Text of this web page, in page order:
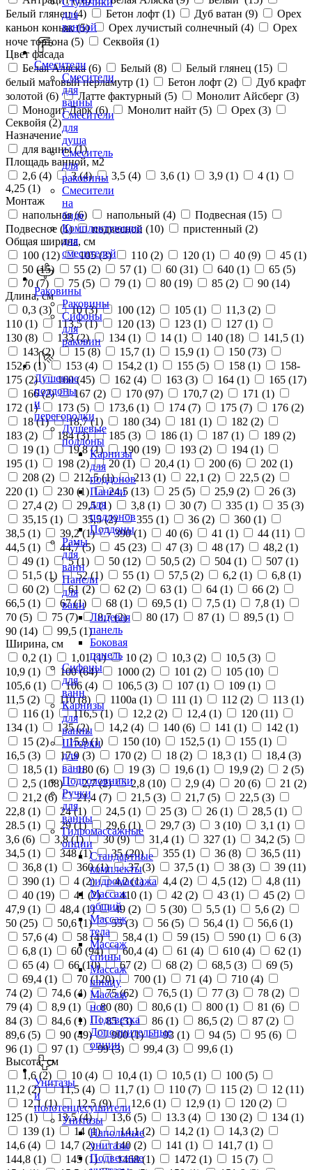
для
ванной
Смесители
Смесители
для
ванны
Смесители
для
душа
Смеситель
для
раковины
Смесители
на
биде
Комплектующие
для
смесителей
Раковины
Раковины
Сифоны
для
раковин
Душевые
поддоны
и
перегородки
Душевые
поддоны
Карнизы
для
поддонов
Панели
для
поддонов
Поддоны
Рамы
для
ванн
Панели
для
ванн
Лицевая
панель
Боковая
панель
Сифоны
для
ванн
Карнизы
для
ванны
Шторки
для
ванн
Подголовники
Ручки
для
ванны
Гидромассажные
опции
Стандартные
комплекты
гидромассажа
Массаж
общий
Массаж
тела
Массаж
спины
Массаж
шиацу
Массаж
ног
Подсветка
Дополнительные
опции
Унитазы
и
полотенцесушители
Унитазы
Напольные
унитазы
Подвесные
Белый глянец (4) Бетон лофт (1) Дуб ватан (9)
Орех
каньон коньяк (5) Орех лучистый солнечный (4)
Орех
ноче тортона (5) Секвойя (1)
Цвет фасада
Белая Аляска (6) Белый (8) Белый глянец (15)
белый матовый перламутр (1) Бетон лофт (2)
Дуб крафт
золотой (6) Латте фактурный (5) Монолит Айсберг (3)
Монолит Дарк (6) Монолит найт (5) Орех (3)
Секвойя (2)
Назначение
для ванны (1)
Площадь ванной, м2
2,6 (4) 3 (4) 3,5 (4) 3,6 (1) 3,9 (1) 4 (1)
4,25 (1)
Монтаж
напольная (6) напольный (4) Подвесная (15)
Подвесное (1) подвесной (10) пристенный (2)
Общая ширина, см
100 (12) 105 (3) 110 (2) 120 (1) 40 (9) 45 (1)
50 (15) 55 (2) 57 (1) 60 (31) 640 (1) 65 (5)
70 (7) 75 (5) 79 (1) 80 (19) 85 (2) 90 (14)
Длина, см
0,3 (3) 10 (3) 100 (12) 105 (1) 11,3 (2)
110 (1) 113,5 (1) 120 (13) 123 (1) 127 (1)
130 (8) 133 (2) 134 (1) 14 (1) 140 (18) 141,5 (1)
143 (2) 15 (8) 15,7 (1) 15,9 (1) 150 (73)
152,5 (1) 153 (4) 154,2 (1) 155 (5) 158 (1)
158-
175 (2) 160 (45) 162 (4) 163 (3) 164 (1) 165 (17)
166 (2) 167 (2) 170 (97) 170,7 (2) 171 (1)
172 (1) 173 (5) 173,6 (1) 174 (7) 175 (7) 176 (2)
18 (1) 18,7 (1) 180 (34) 181 (1) 182 (2)
183 (2) 184 (3) 185 (3) 186 (1) 187 (1) 189 (2)
19 (1) 19,8 (1) 190 (19) 193 (2) 194 (1)
195 (1) 198 (2) 20 (1) 20,4 (1) 200 (6) 202 (1)
208 (2) 212,5 (1) 213 (1) 22,1 (2) 22,5 (2)
220 (1) 230 (1) 24,5 (13) 25 (5) 25,9 (2) 26 (3)
27,4 (2) 29,5 (1) 3,8 (1) 30 (7) 335 (1) 35 (3)
35,15 (1) 35,5 (2) 355 (1) 36 (2) 360 (1)
38,5 (1) 39,2 (1) 390 (1) 40 (6) 41 (1) 44 (11)
44,5 (1) 44,7 (5) 45 (23) 47 (3) 48 (17) 48,2 (1)
49 (1) 5 (1) 50 (12) 50,5 (2) 504 (1) 507 (1)
51,5 (1) 52 (1) 55 (1) 57,5 (2) 6,2 (1) 6,8 (1)
60 (2) 61 (2) 62 (2) 63 (1) 64 (1) 66 (2)
66,5 (1) 67 (1) 68 (1) 69,5 (1) 7,5 (1) 7,8 (1)
70 (5) 75 (7) 8,7 (2) 80 (17) 87 (1) 89,5 (1)
90 (14) 99,5 (1)
Ширина, см
0,2 (1) 1,01 (1) 10 (2) 10,3 (2) 10,5 (3)
10,9 (1) 100 (64) 1000 (2) 101 (2) 105 (10)
105,6 (1) 106 (4) 106,5 (3) 107 (1) 109 (1)
11,5 (2) 110 (8) 1100а (1) 111 (1) 112 (2) 113 (1)
116 (1) 116,5 (1) 12,2 (2) 12,4 (1) 120 (11)
134 (1) 135 (2) 14,2 (4) 140 (6) 141 (1) 142 (1)
15 (2) 15,9 (1) 150 (10) 152,5 (1) 155 (1)
16,5 (3) 17,9 (3) 170 (2) 18 (2) 18,3 (1) 18,4 (3)
18,5 (1) 180 (6) 19 (3) 19,6 (1) 19,9 (2) 2 (5)
2,5 (108) 2,7 (2) 2,8 (10) 2,9 (4) 20 (6) 21 (2)
21,2 (6) 21,4 (7) 21,5 (3) 21,7 (5) 22,5 (3)
22,8 (1) 24 (1) 24,5 (1) 25 (3) 26 (1) 28,5 (1)
28.5 (1) 29 (1) 29,6 (1) 29,7 (3) 3 (10) 3,1 (1)
3,6 (6) 3,8 (1) 30 (9) 31,4 (1) 327 (1) 34,2 (5)
34,5 (1) 348 (1) 35 (20) 355 (1) 36 (8) 36,5 (11)
36,8 (1) 360 (1) 37 (3) 37,5 (1) 38 (3) 39 (11)
390 (1) 4 (2) 4,2 (1) 4,4 (2) 4,5 (12) 4,8 (11)
40 (19) 41 (2) 410 (1) 42 (2) 43 (1) 45 (2)
47,9 (1) 48,4 (1) 49 (2) 5 (30) 5,5 (1) 5,6 (2)
50 (25) 50,6 (1) 55 (3) 56 (5) 56,4 (1) 56,6 (1)
57,6 (4) 58 (4) 58,4 (1) 59 (15) 590 (1) 6 (3)
6,8 (1) 60 (94) 60,4 (4) 61 (4) 610 (4) 62 (1)
65 (4) 66 (10) 67 (2) 68 (2) 68,5 (3) 69 (5)
69,4 (1) 70 (120) 700 (1) 71 (4) 710 (4)
74 (2) 74,6 (4) 75 (62) 76,5 (1) 77 (3) 78 (2)
79 (4) 8,9 (1) 80 (80) 80,6 (1) 800 (1) 81 (6)
84 (3) 84,6 (1) 85 (3) 86 (1) 86,5 (2) 87 (2)
89,6 (5) 90 (49) 900 (1) 93 (1) 94 (5) 95 (6)
96 (1) 97 (1) 99 (3) 99,4 (3) 99,6 (1)
Высота, см
1,6 (2) 10 (4) 10,4 (1) 10,5 (1) 100 (5)
11,2 (2) 11,5 (4) 11,7 (1) 110 (7) 115 (2) 12 (11)
12,1 (1) 12,5 (9) 12,6 (1) 12,9 (1) 120 (2)
125 (1) 13,5 (4) 13,6 (5) 13.3 (4) 130 (2) 134 (1)
139 (1) 14 (1) 14,1 (2) 14,2 (1) 14,3 (2)
14,6 (4) 14,7 (2) 140 (2) 141 (1) 141,7 (1)
144,8 (1) 145 (1) 1468 (1) 1472 (1) 15 (7)